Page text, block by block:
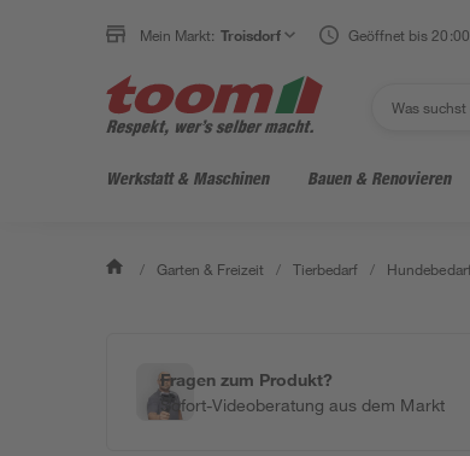
Mein Markt: Troisdorf Geöffnet bis
Werkstatt & Maschinen Bauen & Renovieren
/ Garten & Freizeit / Tierbedarf /
Fragen zum Produkt?
Sofort-Videoberatung aus dem Markt